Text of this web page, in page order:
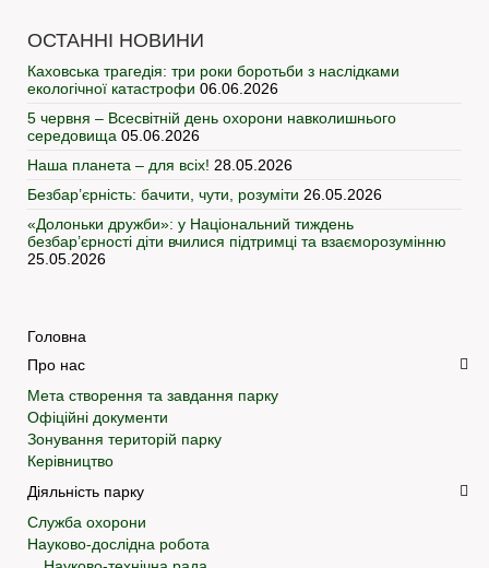
ОСТАННІ НОВИНИ
Каховська трагедія: три роки боротьби з наслідками
екологічної катастрофи 06.06.2026
5 червня – Всесвітній день охорони навколишнього
середовища 05.06.2026
Наша планета – для всіх! 28.05.2026
Безбар’єрність: бачити, чути, розуміти 26.05.2026
«Долоньки дружби»: у Національний тиждень
безбар’єрності діти вчилися підтримці та взаєморозумінню
25.05.2026
Головна
Про нас
Мета створення та завдання парку
Офіційні документи
Зонування територій парку
Керівництво
Діяльність парку
Служба охорони
Науково-дослідна робота